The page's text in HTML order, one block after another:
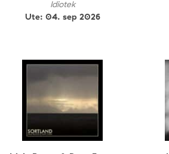
Idiotek
Ute: 04. sep 2026